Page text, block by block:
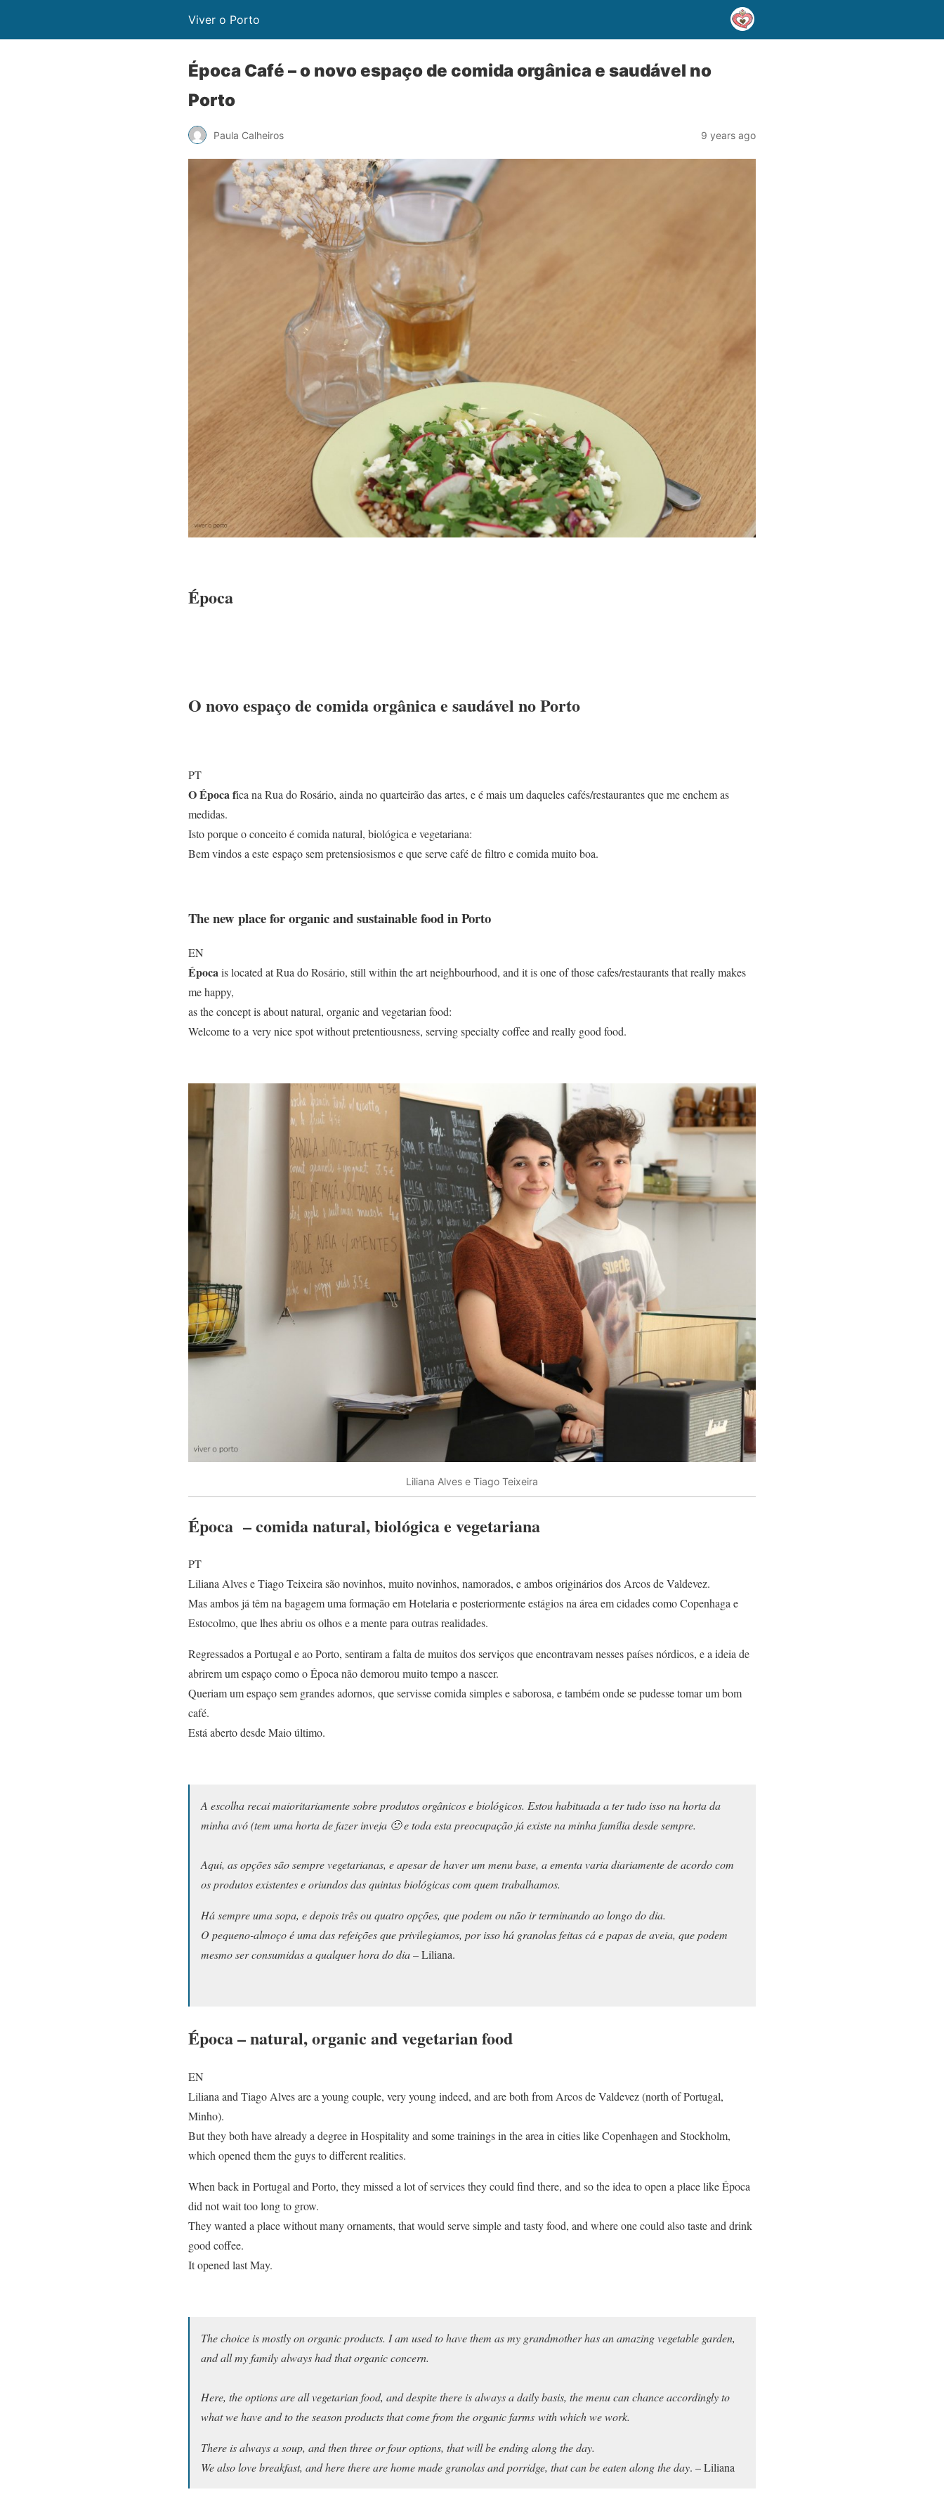
Viver o Porto
Época Café – o novo espaço de comida orgânica e saudável no
Porto
Paula Calheiros 9 years ago
Época
O novo espaço de comida orgânica e saudável no Porto
PT
O Época fica na Rua do Rosário, ainda no quarteirão das artes, e é mais um daqueles cafés/restaurantes que me enchem as
medidas.
Isto porque o conceito é comida natural, biológica e vegetariana:
Bem vindos a este espaço sem pretensiosismos e que serve café de filtro e comida muito boa.
The new place for organic and sustainable food in Porto
EN
Épocais located at Rua do Rosário, still within the art neighbourhood, and it is one of those cafes/restaurants that really makes
me happy,
as the concept is about natural, organic and vegetarian food:
Welcome to a very nice spot without pretentiousness, serving specialty coffee and really good food.
Liliana Alves e Tiago Teixeira
Época – comida natural, biológica e vegetariana
PT
Liliana Alves e Tiago Teixeira são novinhos, muito novinhos, namorados, e ambos originários dos Arcos de Valdevez.
Mas ambos já têm na bagagem uma formação em Hotelaria e posteriormente estágios na área em cidades como Copenhaga e
Estocolmo, que lhes abriu os olhos e a mente para outras realidades.
Regressados a Portugal e ao Porto, sentiram a falta de muitos dos serviços que encontravam nesses países nórdicos, e a ideia de
abrirem um espaço como o Época não demorou muito tempo a nascer.
Queriam um espaço sem grandes adornos, que servisse comida simples e saborosa, e também onde se pudesse tomar um bom
café.
Está aberto desde Maio último.
A escolha recai maioritariamente sobre produtos orgânicos e biológicos. Estou habituada a ter tudo isso na horta da
minha avó (tem uma horta de fazer inveja 🙂 e toda esta preocupação já existe na minha família desde sempre.
Aqui, as opções são sempre vegetarianas, e apesar de haver um menu base, a ementa varia diariamente de acordo com
os produtos existentes e oriundos das quintas biológicas com quem trabalhamos.
Há sempre uma sopa, e depois três ou quatro opções, que podem ou não ir terminando ao longo do dia.
O pequeno-almoço é uma das refeições que privilegiamos, por isso há granolas feitas cá e papas de aveia, que podem
mesmo ser consumidas a qualquer hora do dia– Liliana.
Época – natural, organic and vegetarian food
EN
Liliana and Tiago Alves are a young couple, very young indeed, and are both from Arcos de Valdevez (north of Portugal,
Minho).
But they both have already a degree in Hospitality and some trainings in the area in cities like Copenhagen and Stockholm,
which opened them the guys to different realities.
When back in Portugal and Porto, they missed a lot of services they could find there, and so the idea to open a place like Época
did not wait too long to grow.
They wanted a place without many ornaments, that would serve simple and tasty food, and where one could also taste and drink
good coffee.
It opened last May.
The choice is mostly on organic products. I am used to have them as my grandmother has an amazing vegetable garden,
and all my family always had that organic concern.
Here, the options are all vegetarian food, and despite there is always a daily basis, the menu can chance accordingly to
what we have and to the season products that come from the organic farms with which we work.
There is always a soup, and then three or four options, that will be ending along the day.
We also love breakfast, and here there are home made granolas and porridge, that can be eaten along the day. – Liliana